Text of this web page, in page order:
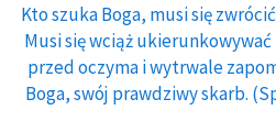
Kto szuka Boga, musi się
Musi się wciąż ukierunkowywać
przed oczyma i wytrwale
Boga, swój prawdziwy skarb.